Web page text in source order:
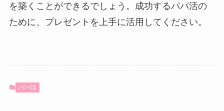
を築くことができるでしょう。成功するパパ活の
ために、プレゼントを上手に活用してください。
パパ活